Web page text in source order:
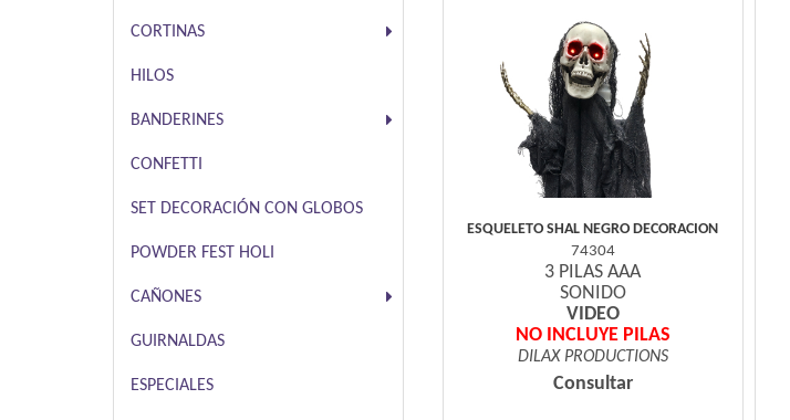
CORTINAS
HILOS
BANDERINES
CONFETTI
SET DECORACIÓN CON GLOBOS
POWDER FEST HOLI
CAÑONES
GUIRNALDAS
ESPECIALES
ESQUELETO SHAL NEGRO DECORACION
74304
3 PILAS AAA
SONIDO
VIDEO
NO INCLUYE PILAS
DILAX PRODUCTIONS
Consultar